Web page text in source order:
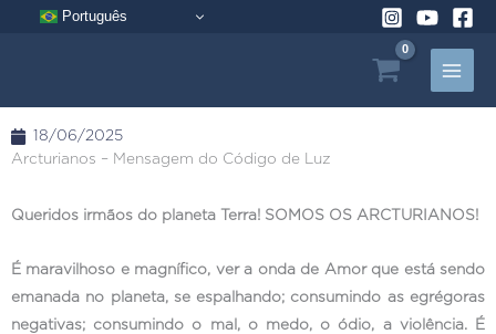
Português
18/06/2025
Arcturianos – Mensagem do Código de Luz
Queridos irmãos do planeta Terra! SOMOS OS ARCTURIANOS!
É maravilhoso e magnífico, ver a onda de Amor que está sendo
emanada no planeta, se espalhando; consumindo as egrégoras
negativas; consumindo o mal, o medo, o ódio, a violência. É